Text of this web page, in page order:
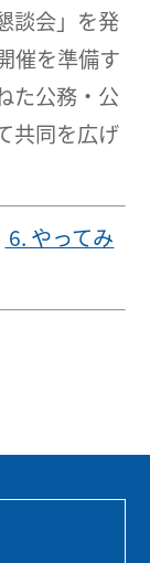
談会」を発
催を準備す
た公務・公
共同を広げ
6. やってみ